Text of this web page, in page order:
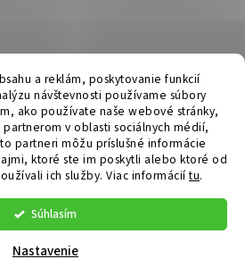
a reklám, poskytovanie funkcií
návštevnosti používame súbory
ako používate naše webové stránky,
v oblasti sociálnych médií,
partneri môžu príslušné informácie
ktoré ste im poskytli alebo ktoré od
ich služby. Viac informáciítu.
Súhlasím
Nastavenie
Hurmikaki.com
Vytvoril Shoptet